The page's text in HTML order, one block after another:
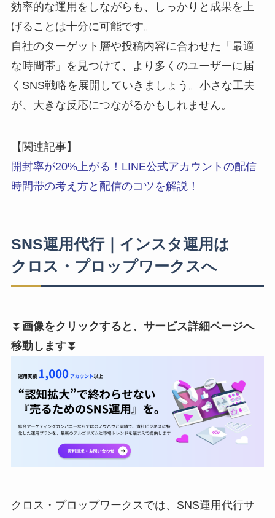
効率的な運用をしながらも、しっかりと成果を上
げることは十分に可能です。
自社のターゲット層や投稿内容に合わせた「最適
な時間帯」を見つけて、より多くのユーザーに届
くSNS戦略を展開していきましょう。小さな工夫
が、大きな反応につながるかもしれません。
【関連記事】
開封率が20%上がる！LINE公式アカウントの配信
時間帯の考え方と配信のコツを解説！
SNS運用代行｜インスタ運用は
クロス・プロップワークスへ
⏬️ 画像をクリックすると、サービス詳細ページへ
移動します⏬️
クロス・プロップワークスでは、SNS運用代行サ